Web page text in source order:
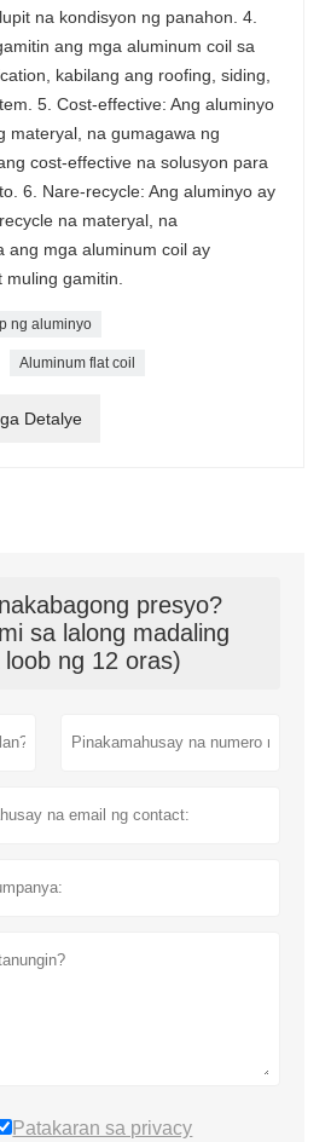
na kondisyon ng panahon. 4.
ang mga aluminum coil sa
kabilang ang roofing, siding,
5. Cost-effective: Ang aluminyo
materyal, na gumagawa ng
cost-effective na solusyon para
6. Nare-recycle: Ang aluminyo ay
na materyal, na
ang mga aluminum coil ay
gamitin.
ng aluminyo
Aluminum flat coil
Detalye
presyo?
sa lalong madaling
ng 12 oras)
Patakaran sa privacy